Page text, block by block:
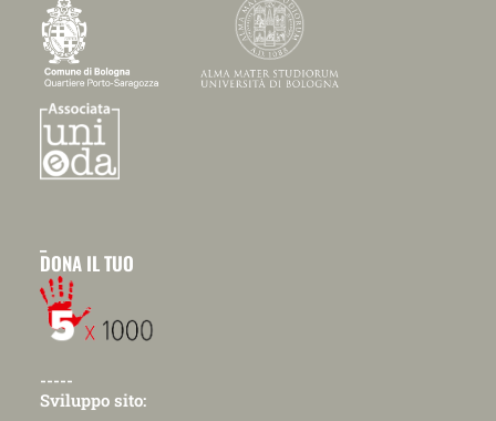
DONA IL TUO
-----
Sviluppo sito: